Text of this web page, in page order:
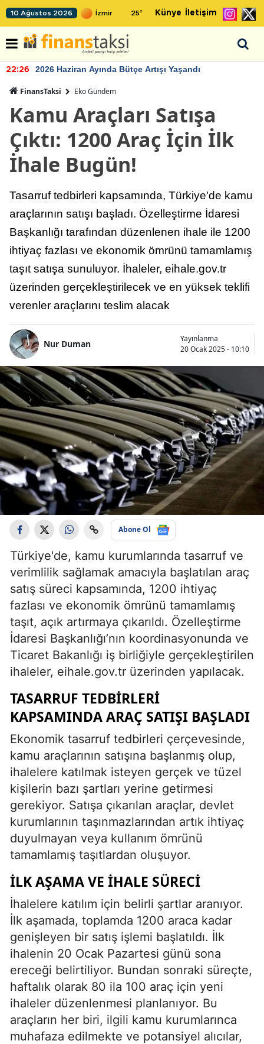
10 Ağustos 2026 25° Künye İletişim
22:26 2026 Haziran Ayında Bütçe Artışı Yaşandı
FinansTaksi Eko Gündem
Kamu Araçları Satışa
Çıktı: 1200 Araç İçin İlk
İhale Bugün!
Tasarruf tedbirleri kapsamında, Türkiye'de kamu
araçlarının satışı başladı. Özelleştirme İdaresi
Başkanlığı tarafından düzenlenen ihale ile 1200
ihtiyaç fazlası ve ekonomik ömrünü tamamlamış
taşıt satışa sunuluyor. İhaleler, eihale.gov.tr
üzerinden gerçekleştirilecek ve en yüksek teklifi
verenler araçlarını teslim alacak
Nur Duman
Yayınlanma
20 Ocak 2025 - 10:10
Abone Ol
Türkiye'de, kamu kurumlarında tasarruf ve
verimlilik sağlamak amacıyla başlatılan araç
satış süreci kapsamında, 1200 ihtiyaç
fazlası ve ekonomik ömrünü tamamlamış
taşıt, açık artırmaya çıkarıldı. Özelleştirme
İdaresi Başkanlığı’nın koordinasyonunda ve
Ticaret Bakanlığı iş birliğiyle gerçekleştirilen
ihaleler, eihale.gov.tr üzerinden yapılacak.
TASARRUF TEDBIRLERI
KAPSAMINDA ARAÇ SATIŞI BAŞLADI
Ekonomik tasarruf tedbirleri çerçevesinde,
kamu araçlarının satışına başlanmış olup,
ihalelere katılmak isteyen gerçek ve tüzel
kişilerin bazı şartları yerine getirmesi
gerekiyor. Satışa çıkarılan araçlar, devlet
kurumlarının taşınmazlarından artık ihtiyaç
duyulmayan veya kullanım ömrünü
tamamlamış taşıtlardan oluşuyor.
İLK AŞAMA VE İHALE SÜRECI
İhalelere katılım için belirli şartlar aranıyor.
İlk aşamada, toplamda 1200 araca kadar
genişleyen bir satış işlemi başlatıldı. İlk
ihalenin 20 Ocak Pazartesi günü sona
ereceği belirtiliyor. Bundan sonraki süreçte,
haftalık olarak 80 ila 100 araç için yeni
ihaleler düzenlenmesi planlanıyor. Bu
araçların her biri, ilgili kamu kurumlarınca
muhafaza edilmekte ve potansiyel alıcılar,